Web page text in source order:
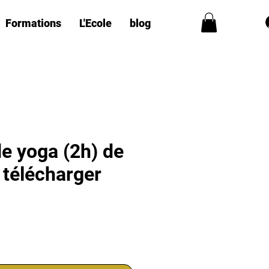
Formations L'Ecole blog
yoga (2h) de